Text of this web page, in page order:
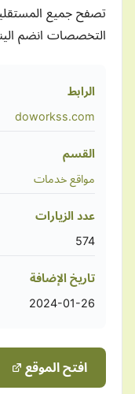
تصفح جميع
التخصصات انضم
الرابط
doworkss.com
القسم
مواقع خدمات
عدد الزيارات
574
تاريخ الإضافة
2024-01-26
افتح الموقع